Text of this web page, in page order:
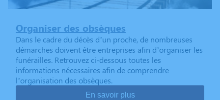
Organiser des obsèques
Dans le cadre du décès d’un proche, de nombreuses
démarches doivent être entreprises afin d’organiser les
funérailles. Retrouvez ci-dessous toutes les
informations nécessaires afin de comprendre
l’organisation des obsèques.
En savoir plus